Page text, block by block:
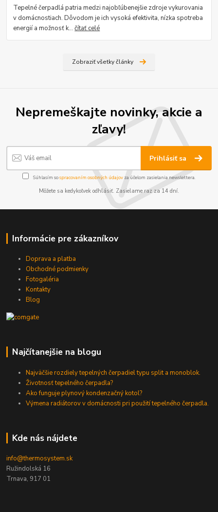
Tepelné čerpadlá patria medzi najobľúbenejšie zdroje vykurovania
v domácnostiach. Dôvodom je ich vysoká efektivita, nízka spotreba
energií a možnosť k...čítať celé
Zobraziť všetky články
Nepremeškajte novinky, akcie a
zľavy!
Prihlásiť sa
Súhlasím sospracovaním osobných údajov za účelom zasielania newslettera.
Môžete sa kedykoľvek odhlásiť. Zasielame raz za 14 dní.
Informácie pre zákazníkov
Doprava a platba
Obchodné podmienky
Fotogaléria
Kontakty
Blog
Najčítanejšie na blogu
Najväčšie rozdiely tepelných čerpadiel typu split a monoblok.
Životnosť tepelného čerpadla?
Ako funguje plynový kondenzačný kotol?
Výmena radiátorov v domácnosti pri použití tepelného čerpadla.
Kde nás nájdete
info@thermosystem.sk
Ružindolská 16
Trnava, 917 01